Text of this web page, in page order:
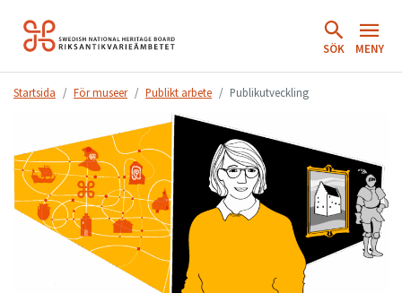
Hoppa
till
SÖK MENY
Startsida För museer Publikt arbete Publikutveckling